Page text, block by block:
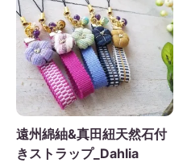
遠州綿紬&真田紐天然石付
きストラップ_Dahlia